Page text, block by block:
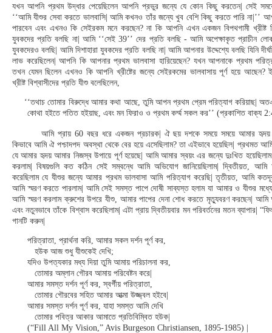
যখন আপনি প্রথম উদ্ধার পেয়েছিলেন আপনি প্রভুর জন্যে যে কোন কিছু করতেন| সেই
‘‘আমি যীশুর সেবা করতে ভালবাসি| আমি কখনও তাঁর জন্যে খুব বেশি কিছু করতে পারি না|’’
পারবেন এবং এখনও কি সেইরকম মনে করছেন? না কি আপনি এখন একজন বিপথগামী খ্রীষ্ট
যুবকদের প্রতি বলছি না| আমি ‘‘সেই 39’’ দের প্রতি বলছি - আমি অপেক্ষাকৃত প্রাচীন
যুবকদেরও বলছি| আমি দিশাহারা যুবকদের প্রতি বলছি না| আমি আপনার উদ্দেশ্যে বলছি যিনি
লাভ করেছিলেন| আপনি কি আপনার প্রথম ভালবাসা হারিয়েছেন? যখন আপনাকে প্রথম
তখন যেমন ছিলেন এখনও কি আপনি খ্রীষ্টের জন্যে সেইরকমের ভালবাসায় পূর্ণ হয়ে আছেন?
খ্রীষ্ট বিশ্বাসীদের প্রতি যীশু বলেছিলেন,
‘‘তথাচ তোমার বিরুদ্ধে আমার কথা আছে, তুমি আপন প্রথম প্রেম পরিত্যাগ করিয়াছ|
কোথা হইতে পতিত হইয়াছ, এবং মন ফিরাও ও প্রথম কর্ম্ম সকল কর’’ (প্রকাশিত বাক্য
আমি প্রায় 60 বছর ধরে একজন প্রচারক| ঐ ছয় দশকে সময়ে সময়ে আমার হৃদয়
কিভাবে আমি ঐ পশ্চাদপদ অবস্থা থেকে বের হয়ে এসেছিলাম? তা এইভাবে হয়েছিল| প্রথমত
যে আমার হৃদয় আমার নিজস্ব উপায়ে পূর্ণ হয়েছে| আমি আমার স্বয়ং এর জন্যে দুঃখিত
করলাম| বিষয়গুলি কত কঠিন সেই সম্বন্ধে আমি অভিযোগ জানিয়েছিলাম| দ্বিতীয়ত,
করেছিলাম যে যীশুর জন্যে আমার প্রথম ভালবাসা আমি পরিত্যাগ করেছি| তৃতীয়ত, আমি
আমি স্মরণ করতে পারলাম| আমি সেই সমস্ত পাপে দোষী সাব্যস্ত হলাম যা আমার ও যীশুর
আমি স্মরণ করলাম ক্রুশের উপরে যীশু, আমার পাপের দেনা শোধ করতে মৃত্যুবরণ করছেন| আমি
এবং নতুনভাবে তাঁকে বিশ্বাস করেছিলাম| এটা প্রায় দ্বিতীয়বার মন পরিবর্তনের মতন ব্যাপার|
গানটি করুন|
পরিত্রাতা, প্রার্থনা করি, আমার সকল দর্শন পূর্ণ কর,
হউক আজ শুধু যীশুকেই দেখি;
যদিও উপত্যকার মধ্য দিয়া তুমি আমায় পরিচালনা কর,
তোমার অম্লান গৌরব আমায় পরিবেষ্টন করে|
আমার সমস্ত দর্শন পূর্ণ কর, স্বর্গীয় পরিত্রাতা,
তোমার গৌরবের সহিত আমার আত্মা উজ্জ্বল হইবে|
আমার সমস্ত দর্শন পূর্ণ কর, যাহা সমস্ত আমি দেখি
তোমার পবিত্র আকার আমাতে প্রতিবিম্বিত হউক|
(“Fill All My Vision,” Avis Burgeson Christiansen, 1895-1985) |